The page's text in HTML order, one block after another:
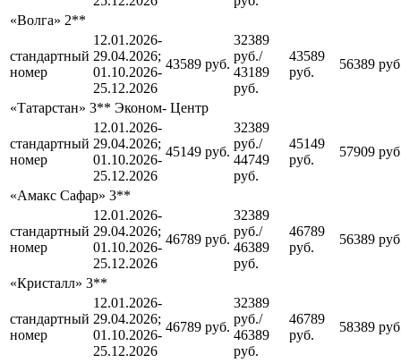
«Волга» 2**
стандартный
номер
12.01.2026-
29.04.2026;
01.10.2026-
25.12.2026
43589 руб.
32389
руб./
43189
руб.
43589
руб.
56389
«Татарстан» 3** Эконом- Центр
стандартный
номер
12.01.2026-
29.04.2026;
01.10.2026-
25.12.2026
45149 руб.
32389
руб./
44749
руб.
45149
руб.
57909
«Амакс Сафар» 3**
стандартный
номер
12.01.2026-
29.04.2026;
01.10.2026-
25.12.2026
46789 руб.
32389
руб./
46389
руб.
46789
руб.
56389
«Кристалл» 3**
стандартный
номер
12.01.2026-
29.04.2026;
01.10.2026-
25.12.2026
46789 руб.
32389
руб./
46389
руб.
46789
руб.
58389